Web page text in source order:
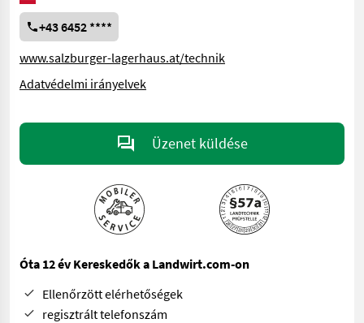
+43 6452 ****
www.salzburger-lagerhaus.at/technik
Adatvédelmi irányelvek
Üzenet küldése
Óta 12 év Kereskedők a Landwirt.com-on
Ellenőrzött elérhetőségek
regisztrált telefonszám